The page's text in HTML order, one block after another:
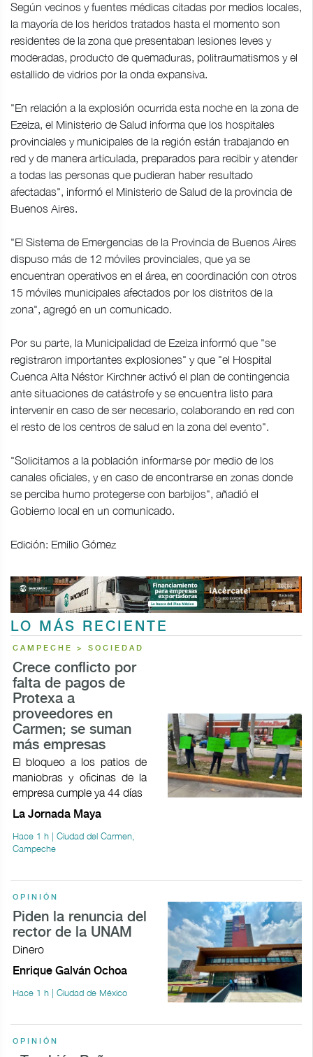
Según vecinos y fuentes médicas citadas por medios locales,
la mayoría de los heridos tratados hasta el momento son
residentes de la zona que presentaban lesiones leves y
moderadas, producto de quemaduras, politraumatismos y el
estallido de vidrios por la onda expansiva.
"En relación a la explosión ocurrida esta noche en la zona de
Ezeiza, el Ministerio de Salud informa que los hospitales
provinciales y municipales de la región están trabajando en
red y de manera articulada, preparados para recibir y atender
a todas las personas que pudieran haber resultado
afectadas", informó el Ministerio de Salud de la provincia de
Buenos Aires.
"El Sistema de Emergencias de la Provincia de Buenos Aires
dispuso más de 12 móviles provinciales, que ya se
encuentran operativos en el área, en coordinación con otros
15 móviles municipales afectados por los distritos de la
zona", agregó en un comunicado.
Por su parte, la Municipalidad de Ezeiza informó que "se
registraron importantes explosiones" y que "el Hospital
Cuenca Alta Néstor Kirchner activó el plan de contingencia
ante situaciones de catástrofe y se encuentra listo para
intervenir en caso de ser necesario, colaborando en red con
el resto de los centros de salud en la zona del evento".
"Solicitamos a la población informarse por medio de los
canales oficiales, y en caso de encontrarse en zonas donde
se perciba humo protegerse con barbijos", añadió el
Gobierno local en un comunicado.
Edición: Emilio Gómez
LO MÁS RECIENTE
CAMPECHE > SOCIEDAD
Crece conflicto por
falta de pagos de
Protexa a
proveedores en
Carmen; se suman
más empresas
El bloqueo a los patios de
maniobras y oficinas de la
empresa cumple ya 44 días
La Jornada Maya
Hace 1 h | Ciudad del Carmen,
Campeche
OPINIÓN
Piden la renuncia del
rector de la UNAM
Dinero
Enrique Galván Ochoa
Hace 1 h | Ciudad de México
OPINIÓN